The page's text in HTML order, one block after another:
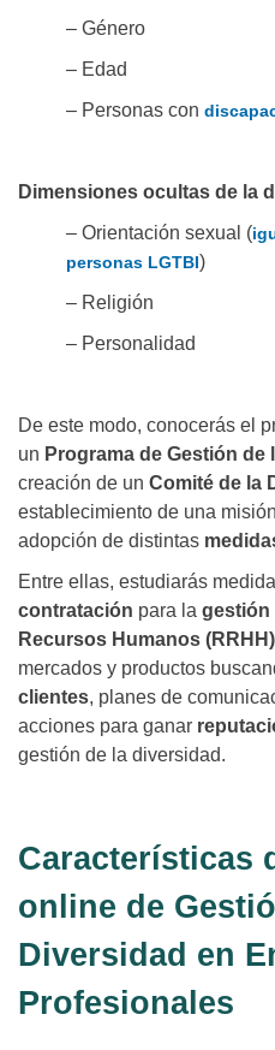
– Género
– Edad
– Personas con
Dimensiones ocultas de la
– Orientación sexual (
personas LGTBI)
– Religión
– Personalidad
De este modo, conocerás el
un Programa de Gestión de
creación de un Comité de la
establecimiento de una
adopción de distintas
Entre ellas, estudiarás
contratación para la gestión
Recursos Humanos
mercados y productos
clientes, planes de
acciones para ganar
gestión de la diversidad.
Características
online de
Diversidad en
Profesionales